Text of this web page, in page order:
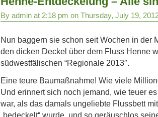
By admin at 2:18 pm on Thursday, July 19,
Nun baggern sie schon seit Wochen in der
den dicken Deckel über dem Fluss Henne
südwestfälischen “Regionale 2013″.
Eine teure Baumaßnahme! Wie viele
Und erinnert sich noch jemand, wie teuer
war, als das damals ungeliebte Flussbett
„bedeckelt“ wurde, und so geräuschlos